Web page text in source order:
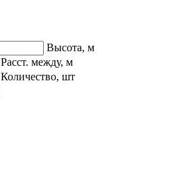
Высота, м
Расст. между, м
Количество, шт